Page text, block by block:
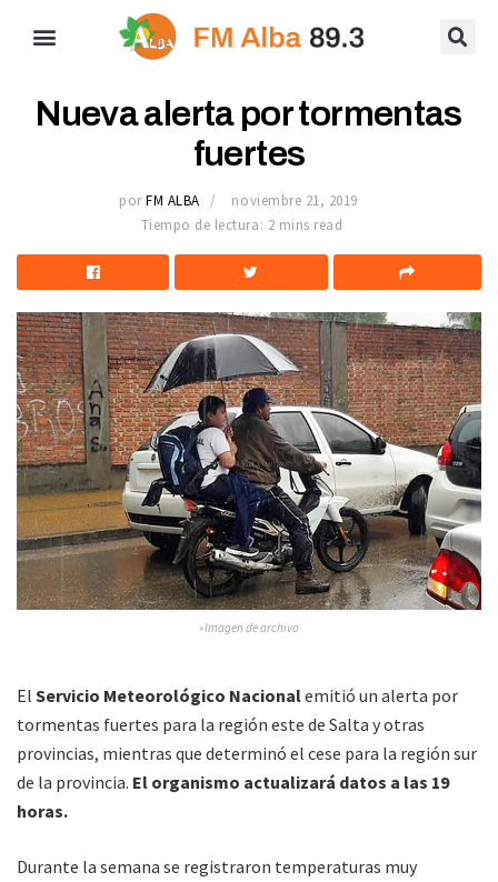
Nueva alerta por tormentas
fuertes
por FM ALBA
noviembre 21, 2019
Tiempo de lectura: 2 mins read
»Imagen de archivo
El Servicio Meteorológico Nacionalemitió un alerta por
tormentas fuertes para la región este de Salta y otras
provincias, mientras que determinó el cese para la región sur
de la provincia. El organismo actualizará datos a las 19
horas.
Durante la semana se registraron temperaturas muy